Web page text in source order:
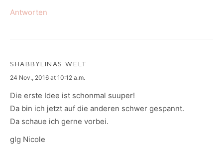
Antworten
SHABBYLINAS WELT
says:
24 Nov., 2016 at 10:12 a.m.
Die erste Idee ist schonmal suuper!
Da bin ich jetzt auf die anderen schwer gespannt.
Da schaue ich gerne vorbei.
glg Nicole